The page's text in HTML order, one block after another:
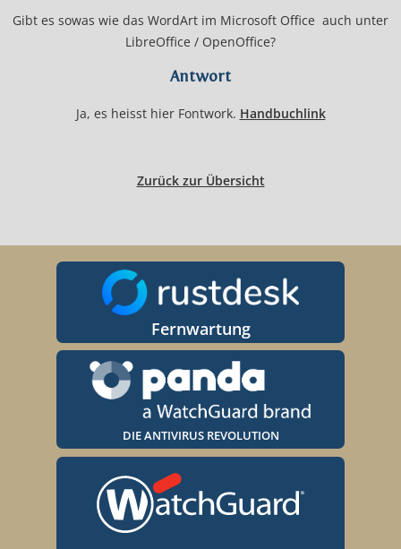
Gibt es sowas wie das WordArt im Microsoft Office auch unter
LibreOffice / OpenOffice?
Antwort
Ja, es heisst hier Fontwork. Handbuchlink
Zurück zur Übersicht
Fernwartung
DIE ANTIVIRUS REVOLUTION